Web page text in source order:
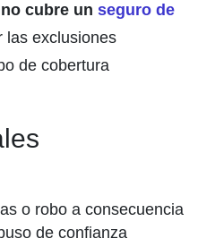
cubre un seguro de
las exclusiones
de cobertura
o robo a consecuencia
de confianza